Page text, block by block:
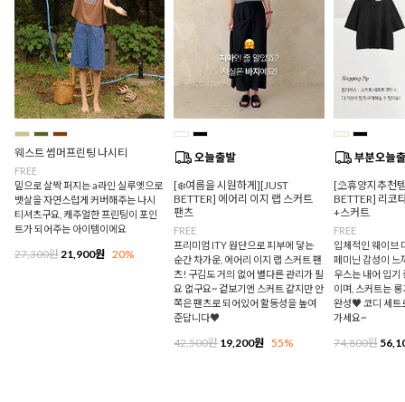
웨스트 썸머프린팅 나시티
FREE
밑으로 살짝 퍼지는 a라인 실루엣으로
뱃살을 자연스럽게 커버해주는 나시
티셔츠구요, 캐주얼한 프린팅이 포인
트가 되어주는 아이템이에요
27,300원 21,900원 20%
[❄️여름을 시원하게][JUST
BETTER] 에어리 이지 랩 스커트
팬츠
FREE
프리미엄 ITY 원단으로 피부에 닿는
순간 차가운, 에어리 이지 랩 스커트 팬
츠! 구김도 거의 없어 별다른 관리가 필
요 없구요~ 겉보기엔 스커트 같지만 안
쪽은 팬츠로 되어있어 활동성을 높여
준답니다♥
42,500원19,200원 55%
[⛱️휴양지추천
BETTER] 리코
+스커트
FREE
입체적인 웨이브
페미닌 감성이 느
우스는 내어 입기
이며, 스커트는
완성♥ 코디 세트
가세요~
74,800원